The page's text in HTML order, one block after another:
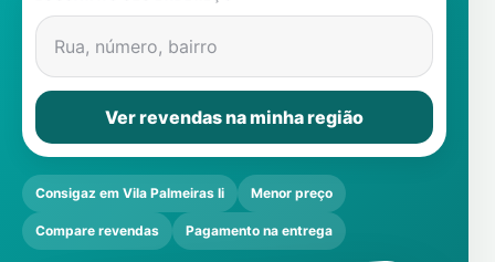
Contatos
Rua, número, bairro
Ver revendas na minha região
Consigaz em Vila Palmeiras Ii Menor preço
Compare revendas Pagamento na entrega